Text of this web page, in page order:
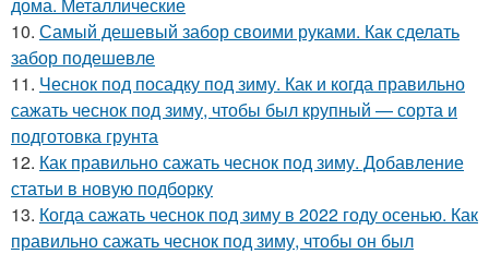
10. Самый дешевый забор своими руками. Как сделать
забор подешевле
11. Чеснок под посадку под зиму. Как и когда правильно
сажать чеснок под зиму, чтобы был крупный — сорта и
подготовка грунта
12. Как правильно сажать чеснок под зиму. Добавление
статьи в новую подборку
13. Когда сажать чеснок под зиму в 2022 году осенью. Как
правильно сажать чеснок под зиму, чтобы он был